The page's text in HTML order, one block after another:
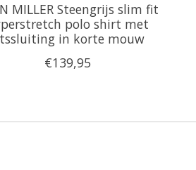
MILLER Steengrijs slim fit
polo shirt met
in korte mouw
€139,95